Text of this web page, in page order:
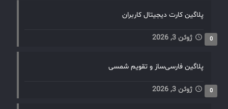
پلاگین کارت دیجیتال کاربران
ژوئن 3, 2026 0
پلاگین فارسی‌ساز و تقویم شمسی
ژوئن 3, 2026 0